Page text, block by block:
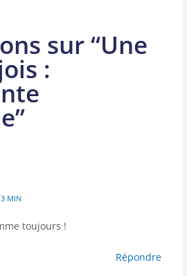
sur “Une
:
MIN
toujours !
Répondre